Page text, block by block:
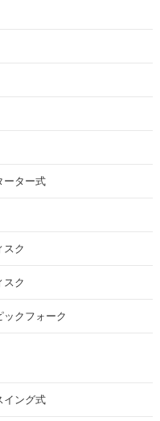
ーター式
スク
スク
ックフォーク
イング式